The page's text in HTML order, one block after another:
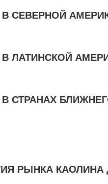
СЕВЕРНОЙ
ЛАТИНСКОЙ
СТРАНАХ
РЫНКА КАОЛИНА